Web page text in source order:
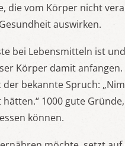
die vom Körper nicht
auswirken.
bei Lebensmitteln ist
Körper damit
bekannte Spruch:
1000 gute
können.